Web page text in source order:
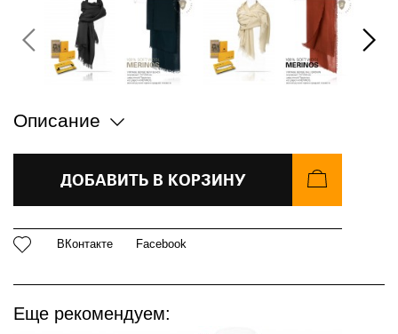
Описание
ДОБАВИТЬ В КОРЗИНУ
ВКонтакте Facebook
Еще рекомендуем: